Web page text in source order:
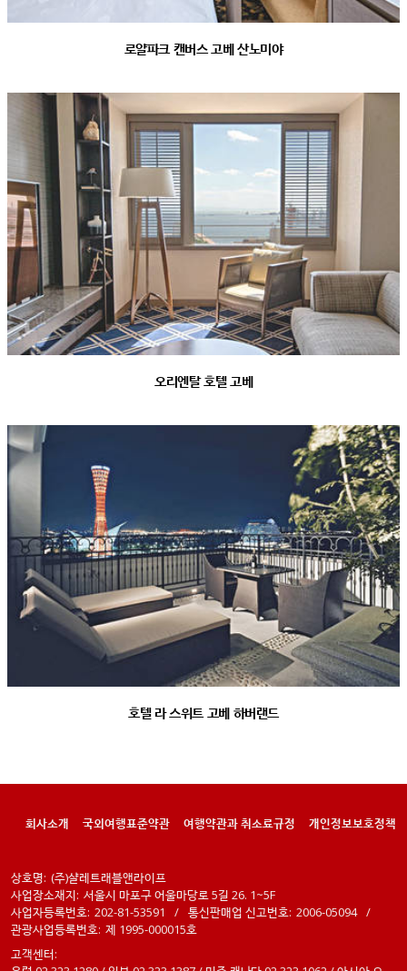
로얄파크 캔버스 고베 산노미야
오리엔탈 호텔 고베
호텔 라 스위트 고베 하버랜드
회사소개 국외여행표준약관 여행약관과 취소료규정 개인정보보호정책
상호명: (주)샬레트래블앤라이프
사업장소재지: 서울시 마포구 어울마당로 5길 26. 1~5F
사업자등록번호: 202-81-53591 / 통신판매업 신고번호: 2006-05094 /
관광사업등록번호: 제 1995-000015호
고객센터: